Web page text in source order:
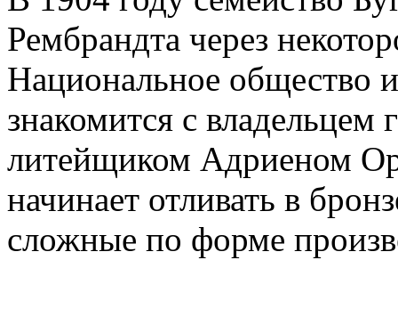
Рембрандта через
Национальное общество
знакомится с владельцем
литейщиком Адриеном
начинает отливать в
сложные по форме